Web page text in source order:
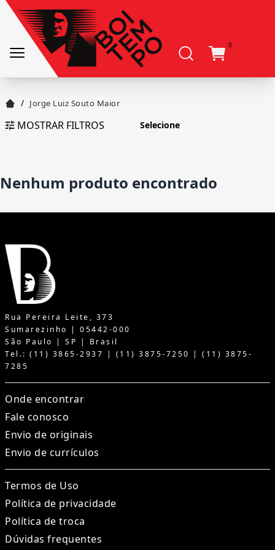
0
/ Jorge Luiz Souto Maior
MOSTRAR FILTROS
Nenhum produto encontrado
Rua Pereira Leite, 373
Sumarezinho | 05442-000
São Paulo | SP | Brasil
Tel.: (11) 3865-2937 | (11) 3875-7250 | (11) 3875-
7285
Onde encontrar
Fale conosco
Envio de originais
Envio de currículos
Termos de Uso
Política de privacidade
Política de troca
Dúvidas frequentes